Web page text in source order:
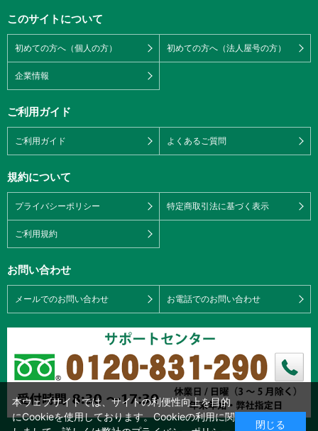
このサイトについて
初めての方へ（個人の方） 初めての方へ（法人屋号の方）
企業情報
ご利用ガイド
ご利用ガイド よくあるご質問
規約について
プライバシーポリシー 特定商取引法に基づく表示
ご利用規約
お問い合わせ
メールでのお問い合わせ お電話でのお問い合わせ
本ウェブサイトでは、サイトの利便性向上を目的
にCookieを使用しております。Cookieの利用に関
閉じる